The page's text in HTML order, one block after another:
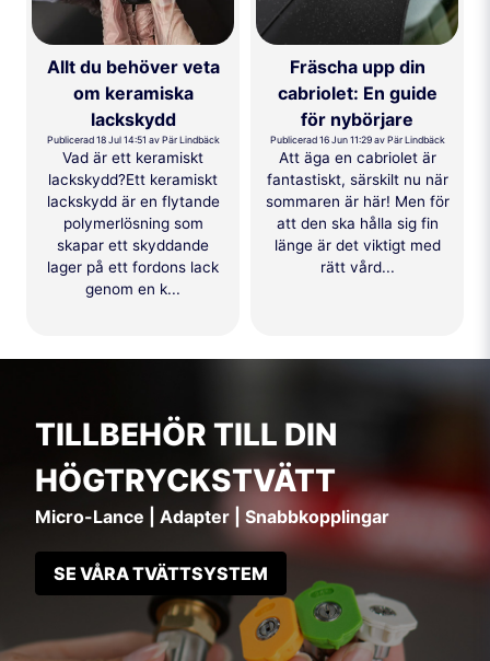
Allt du behöver veta
om keramiska
lackskydd
Publicerad 18 Jul 14:51 av Pär Lindbäck
Vad är ett keramiskt
lackskydd?Ett keramiskt
lackskydd är en flytande
polymerlösning som
skapar ett skyddande
lager på ett fordons lack
genom en k...
Fräscha upp din
cabriolet: En guide
för nybörjare
Publicerad 16 Jun 11:29 av Pär Lindbäck
Att äga en cabriolet är
fantastiskt, särskilt nu när
sommaren är här! Men för
att den ska hålla sig fin
länge är det viktigt med
rätt vård...
TILLBEHÖR TILL DIN
HÖGTRYCKSTVÄTT
Micro-Lance | Adapter | Snabbkopplingar
SE VÅRA TVÄTTSYSTEM